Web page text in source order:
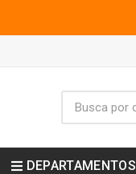
DEPARTAMENTOS